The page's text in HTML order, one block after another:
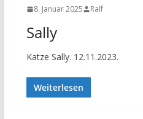
8. Januar 2025 Ralf
Sally
Katze Sally. 12.11.2023.
Weiterlesen